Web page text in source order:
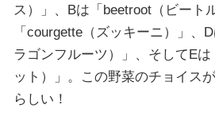
ス）」、Bは「beetroot（ビート
「courgette（ズッキーニ）」、
ラゴンフルーツ）」、そしてE
ット）」。この野菜のチョイス
らしい！